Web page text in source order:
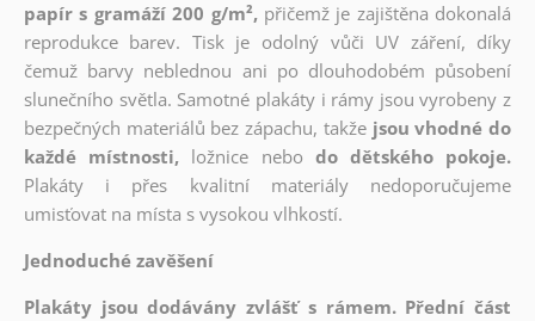
papír s gramáží 200 g/m², přičemž je zajištěna dokonalá
reprodukce barev. Tisk je odolný vůči UV záření, díky
čemuž barvy neblednou ani po dlouhodobém působení
slunečního světla. Samotné plakáty i rámy jsou vyrobeny z
bezpečných materiálů bez zápachu, takže jsou vhodné do
každé místnosti, ložnice nebo do dětského pokoje.
Plakáty i přes kvalitní materiály nedoporučujeme
umisťovat na místa s vysokou vlhkostí.
Jednoduché zavěšení
Plakáty jsou dodávány zvlášť s rámem. Přední část